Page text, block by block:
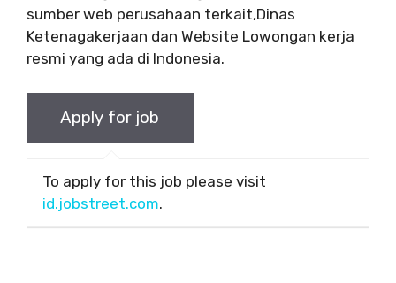
sumber web perusahaan terkait,Dinas
Ketenagakerjaan dan Website Lowongan kerja
resmi yang ada di Indonesia.
To apply for this job please visit
id.jobstreet.com.